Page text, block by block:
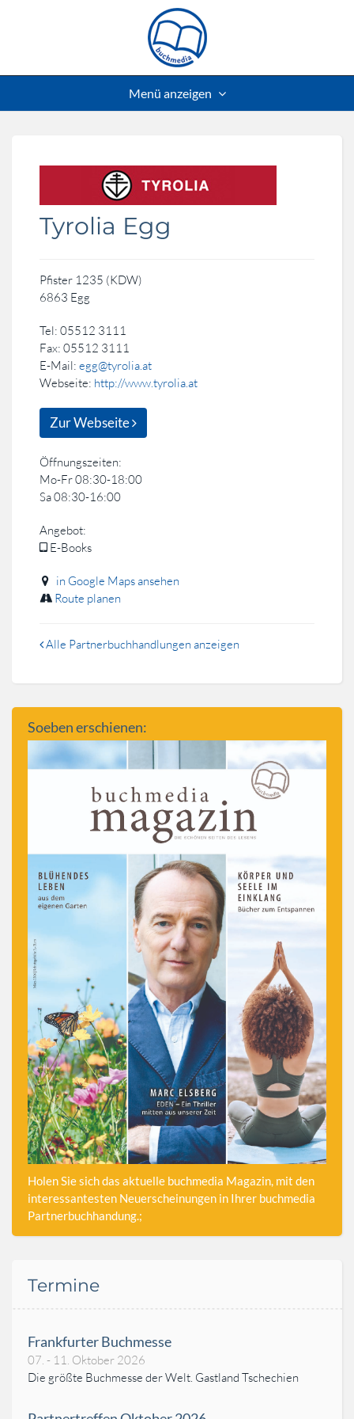
Menü anzeigen
Tyrolia Egg
Pfister 1235 (KDW)
6863 Egg
Tel: 05512 3111
Fax: 05512 3111
E-Mail: egg@tyrolia.at
Webseite: http://www.tyrolia.at
Zur Webseite
Öffnungszeiten:
Mo-Fr 08:30-18:00
Sa 08:30-16:00
Angebot:
E-Books
in Google Maps ansehen
Route planen
Alle Partnerbuchhandlungen anzeigen
Soeben erschienen:
Holen Sie sich das aktuelle buchmedia Magazin, mit den
interessantesten Neuerscheinungen in Ihrer buchmedia
Partnerbuchhandung.;
Termine
Frankfurter Buchmesse
07. - 11. Oktober 2026
Die größte Buchmesse der Welt. Gastland Tschechien